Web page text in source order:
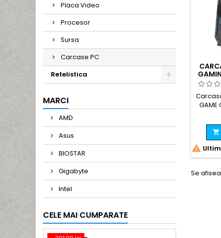
Placa Video
Procesor
Sursa
Carcase PC
Retelistica
MARCI
AMD
Asus
BIOSTAR
Gigabyte
Intel
CELE MAI CUMPARATE
4
GAME
RGB


Se